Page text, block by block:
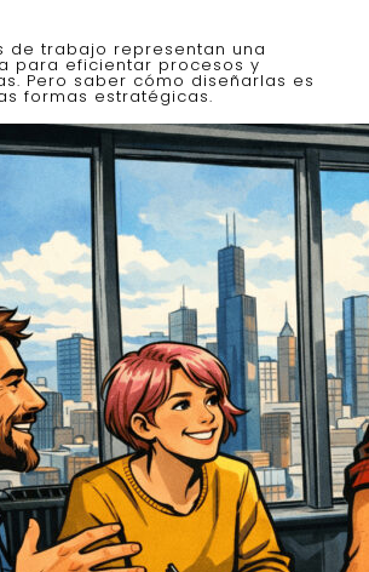
de trabajo representan una
para eficientar procesos y
Pero saber cómo diseñarlas es
formas estratégicas.